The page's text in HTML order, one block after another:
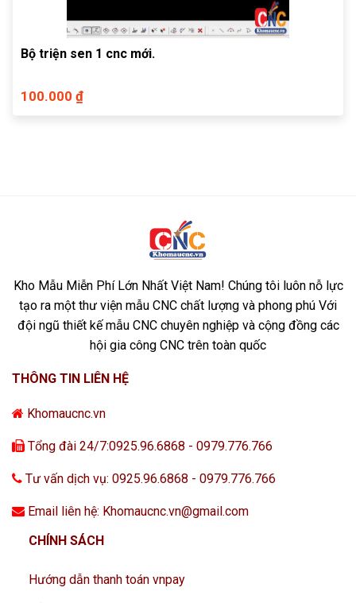
Bộ triện sen 1 cnc mới.
100.000 ₫
Kho Mẫu Miễn Phí Lớn Nhất Việt Nam! Chúng tôi luôn nỗ lực
tạo ra một thư viện mẫu CNC chất lượng và phong phú Với
đội ngũ thiết kế mẫu CNC chuyên nghiệp và cộng đồng các
hội gia công CNC trên toàn quốc
THÔNG TIN LIÊN HỆ
Khomaucnc.vn
Tổng đài 24/7:0925.96.6868 - 0979.776.766
Tư vấn dịch vụ: 0925.96.6868 - 0979.776.766
Email liên hệ: Khomaucnc.vn@gmail.com
CHÍNH SÁCH
Hướng dẫn thanh toán vnpay